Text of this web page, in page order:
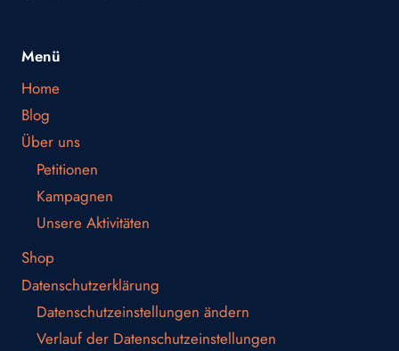
Menü
Home
Blog
Über uns
Petitionen
Kampagnen
Unsere Aktivitäten
Shop
Datenschutzerklärung
Datenschutzeinstellungen ändern
Verlauf der Datenschutzeinstellungen